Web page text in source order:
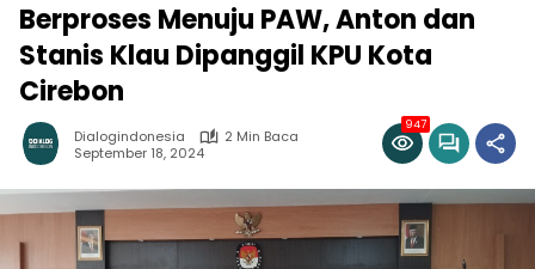
Berproses Menuju PAW, Anton dan
Stanis Klau Dipanggil KPU Kota
Cirebon
Dialogindonesia
2 Min Baca
September 18, 2024
947